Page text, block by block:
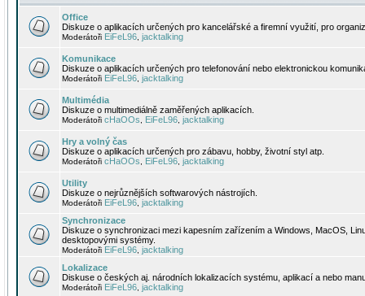
Office
Diskuze o aplikacích určených pro kancelářské a firemní využití, pro
Moderátoři EiFeL96 jacktalking
Komunikace
Diskuze o aplikacích určených pro telefonování nebo elektronickou
Moderátoři EiFeL96 jacktalking
Multimédia
Diskuze o multimediálně zaměřených aplikacích.
Moderátoři cHaOOs EiFeL96 jacktalking
Hry a volný čas
Diskuze o aplikacích určených pro zábavu, hobby, životní styl atp.
Moderátoři cHaOOs EiFeL96 jacktalking
Utility
Diskuze o nejrůznějších softwarových nástrojích.
Moderátoři EiFeL96 jacktalking
Synchronizace
Diskuze o synchronizaci mezi kapesním zařízením a Windows, MacOS,
desktopovými systémy.
Moderátoři EiFeL96 jacktalking
Lokalizace
Diskuse o českých aj. národních lokalizacích systému, aplikací a nebo
Moderátoři EiFeL96 jacktalking